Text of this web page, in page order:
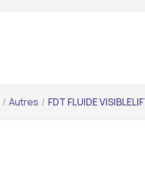
/ Autres / FDT FLUIDE